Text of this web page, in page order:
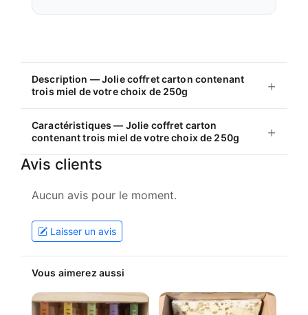
Description — Jolie coffret carton contenant
trois miel de votre choix de 250g
Caractéristiques — Jolie coffret carton
contenant trois miel de votre choix de 250g
Avis clients
Aucun avis pour le moment.
Laisser un avis
Vous aimerez aussi